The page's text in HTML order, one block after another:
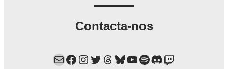
Contacta-nos
Mail Facebook Instagram Twitter Threads Bluesky YouTube Spotify Discord Twitch